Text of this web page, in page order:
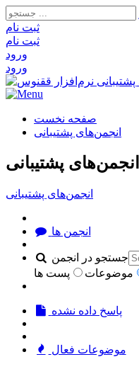
ثبت‌ نام
ثبت‌ نام
ورود
ورود
صفحه نخست
انجمن‌های پشتیبانی
انجمن‌های پشتیبانی
انجمن‌های پشتیبانی
انجمن ها
جستجو در انجمن
موضوعات پست ها
پاسخ داده نشده
موضوعات فعال